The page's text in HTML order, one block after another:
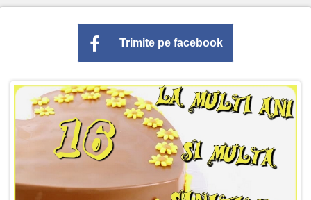
Trimite pe facebook